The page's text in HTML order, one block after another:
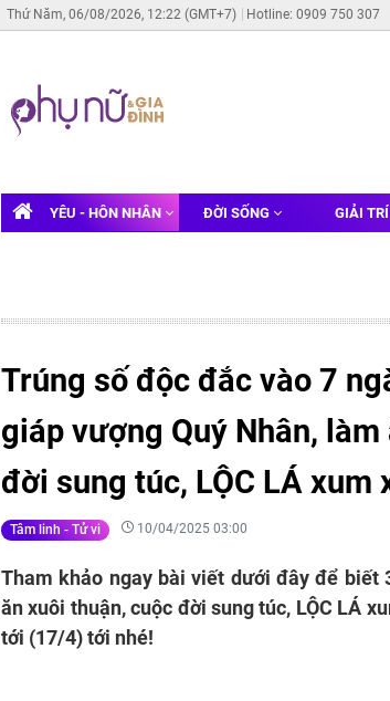
Thứ Năm, 06/08/2026, 12:22 (GMT+7) Hotline: 0909 750 307
YÊU - HÔN NHÂN ĐỜI SỐNG GIẢI TRÍ
Trúng số độc đắc vào 7
giáp vượng Quý Nhân,
đời sung túc, LỘC LÁ xum
Tâm linh - Tử vi 10/04/2025 03:00
Tham khảo ngay bài viết dưới đây để biết
ăn xuôi thuận, cuộc đời sung túc, LỘC LÁ
tới (17/4) tới nhé!